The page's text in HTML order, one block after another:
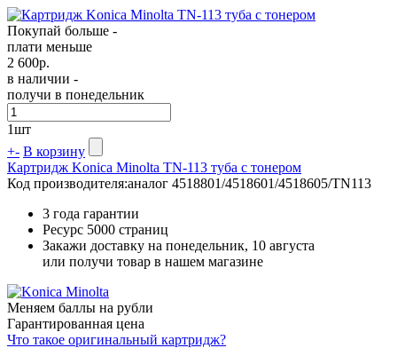
Покупай больше -
плати меньше
2 600р.
в наличии -
получи в понедельник
1шт
+- В корзину
Картридж Konica Minolta TN-113 туба с тонером
Код производителя:аналог 4518801/4518601/4518605/TN113
3 года гарантии
Ресурс 5000 страниц
Закажи доставку на понедельник, 10 августа
или получи товар в нашем магазине
Меняем баллы на рубли
Гарантированная цена
Что такое оригинальный картридж?